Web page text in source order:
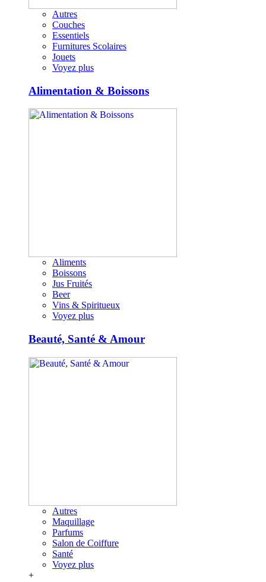
Autres
Couches
Essentiels
Furnitures Scolaires
Jouets
Voyez plus
Alimentation & Boissons
Aliments
Boissons
Jus Fruités
Beer
Vins & Spiritueux
Voyez plus
Beauté, Santé & Amour
Autres
Maquillage
Parfums
Salon de Coiffure
Santé
Voyez plus
+